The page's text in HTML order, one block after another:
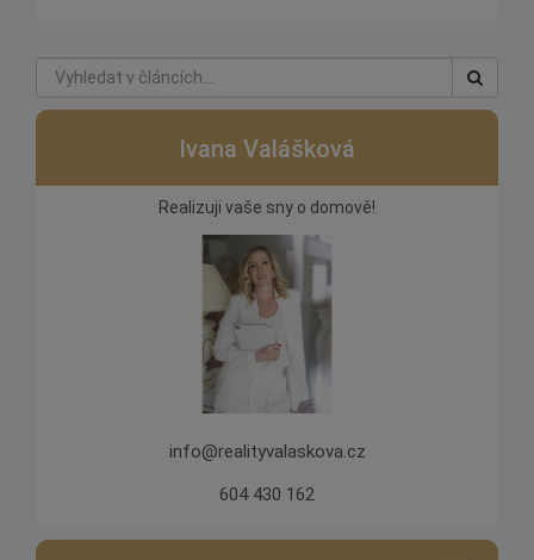
Ivana Valášková
Realizuji vaše sny o domově!
info@realityvalaskova.cz
604 430 162